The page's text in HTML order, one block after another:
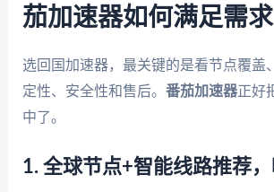
茄加速器如何满足需求
选回国加速器，最关键的是看节点覆盖
定性、安全性和售后。 番茄加速器正好
中了。
1. 全球节点+智能线路推荐